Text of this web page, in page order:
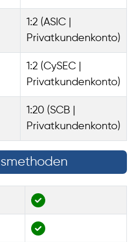
1:2 (ASIC |
Privatkundenkonto)
1:2 (CySEC |
Privatkundenkonto)
1:20 (SCB |
Privatkundenkonto)